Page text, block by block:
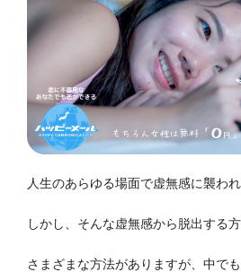
人生のあらゆる場面で虚無感に襲わ
しかし、そんな虚無感から脱出する方
さまざまな方法がありますが、中で